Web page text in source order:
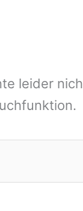
leider